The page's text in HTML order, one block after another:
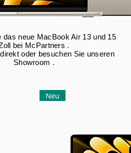
das neue MacBook Air 13 und 15
bei McPartners .
oder besuchen Sie unseren
Showroom .
Neu